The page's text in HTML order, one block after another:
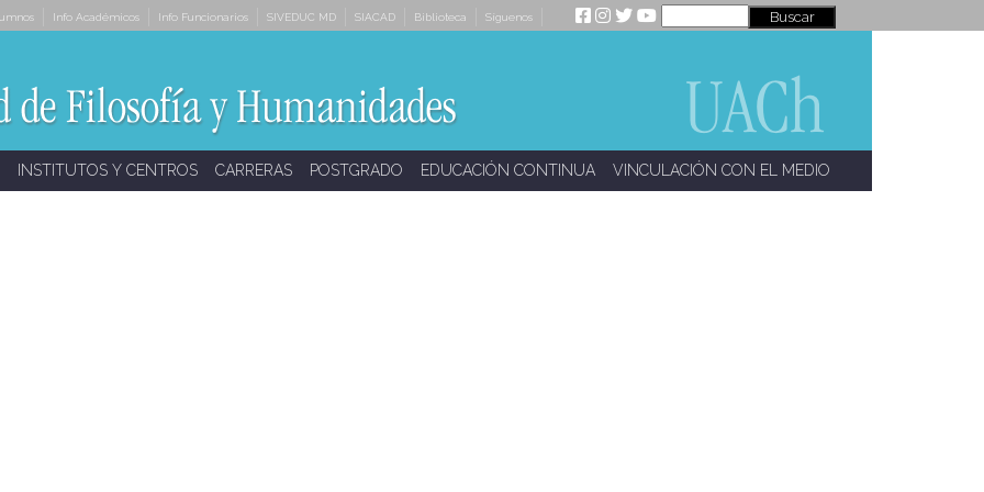
Info Académicos Info Funcionarios SIVEDUC MD SIACAD Biblioteca Síguenos
INSTITUTOS Y CENTROS CARRERAS POSTGRADO EDUCACIÓN CONTINUA VINCULACIÓN CON EL MEDIO